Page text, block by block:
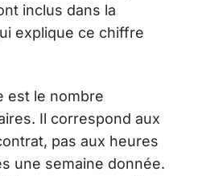
inclus dans la
explique ce chiffre
est le nombre
Il correspond aux
pas aux heures
une semaine donnée.